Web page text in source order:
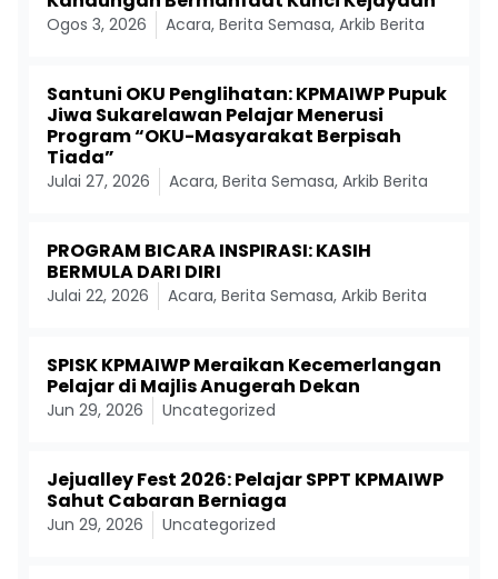
Ogos 3, 2026 Acara, Berita Semasa, Arkib Berita
Santuni OKU Penglihatan: KPMAIWP Pupuk
Jiwa Sukarelawan Pelajar Menerusi
Program “OKU-Masyarakat Berpisah
Tiada”
Julai 27, 2026 Acara, Berita Semasa, Arkib Berita
PROGRAM BICARA INSPIRASI: KASIH
BERMULA DARI DIRI
Julai 22, 2026 Acara, Berita Semasa, Arkib Berita
SPISK KPMAIWP Meraikan Kecemerlangan
Pelajar di Majlis Anugerah Dekan
Jun 29, 2026 Uncategorized
Jejualley Fest 2026: Pelajar SPPT KPMAIWP
Sahut Cabaran Berniaga
Jun 29, 2026 Uncategorized